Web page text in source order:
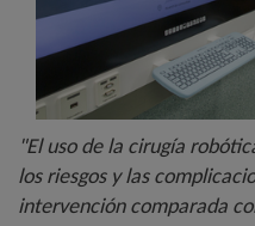
"El uso de la cirugía
los riesgos y las
intervención comparada